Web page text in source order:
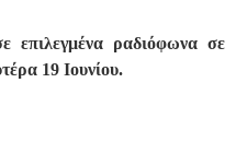
επιλεγμένα ραδιόφωνα σε
19 Ιουνίου.